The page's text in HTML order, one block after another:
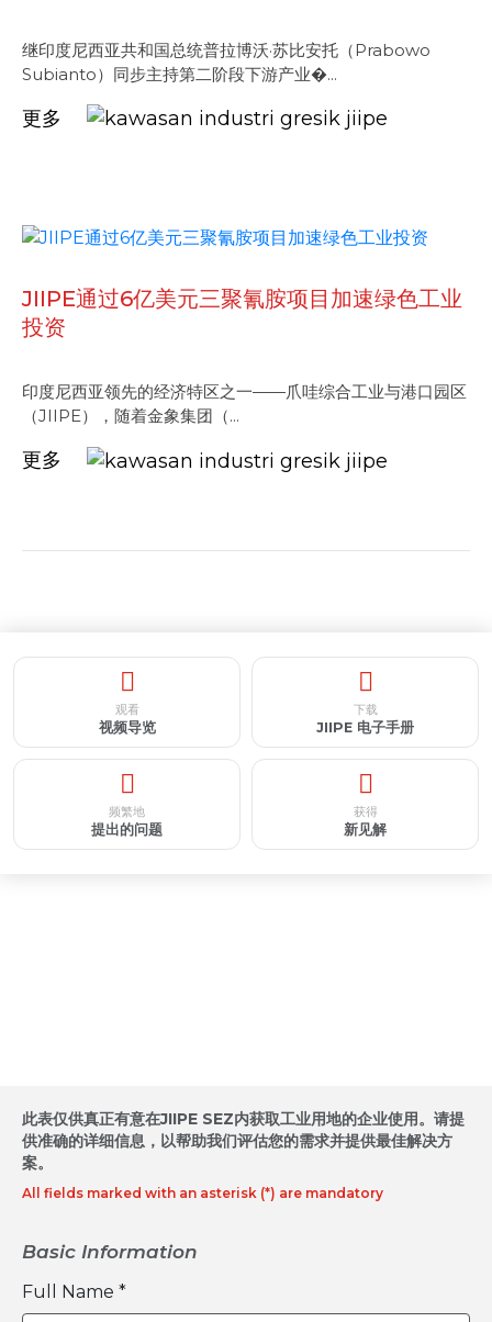
继印度尼西亚共和国总统普拉博沃·苏比安托（Prabowo
Subianto）同步主持第二阶段下游产业�...
更多
JIIPE通过6亿美元三聚氰胺项目加速绿色工业
投资
印度尼西亚领先的经济特区之一——爪哇综合工业与港口园区
（JIIPE），随着金象集团（...
更多
观看
视频导览
下载
JIIPE 电子手册
频繁地
提出的问题
获得
新见解
此表仅供真正有意在JIIPE SEZ内获取工业用地的企业使用。请提
供准确的详细信息，以帮助我们评估您的需求并提供最佳解决方
案。
All fields marked with an asterisk (*) are mandatory
Basic Information
Full Name *